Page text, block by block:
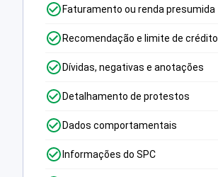
Faturamento ou renda presumida
Recomendação e limite de crédito
Dívidas, negativas e anotações
Detalhamento de protestos
Dados comportamentais
Informações do SPC